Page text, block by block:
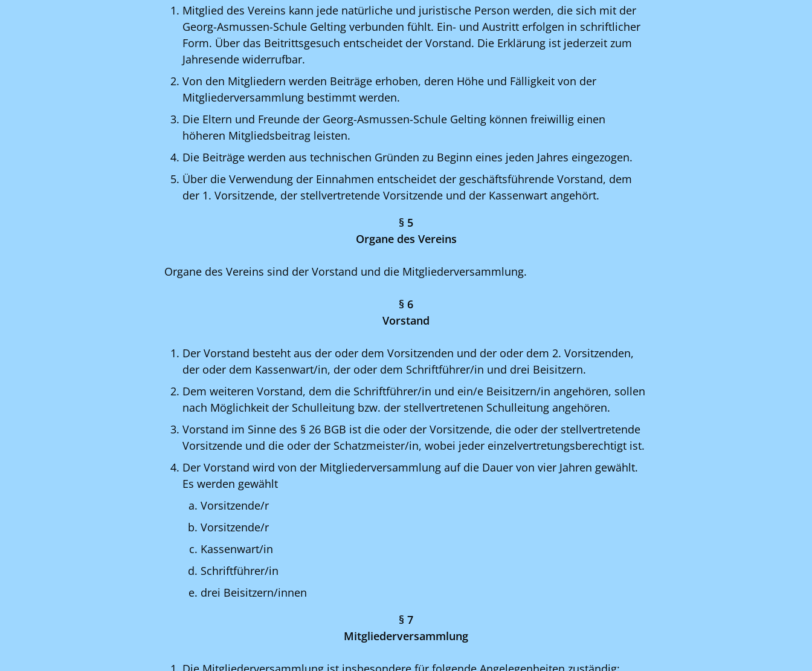
Mitglied des Vereins kann jede natürliche und juristische Person werden, die sich mit der
Georg-Asmussen-Schule Gelting verbunden fühlt. Ein- und Austritt erfolgen in schriftlicher
Form. Über das Beitrittsgesuch entscheidet der Vorstand. Die Erklärung ist jederzeit zum
Jahresende widerrufbar.
Von den Mitgliedern werden Beiträge erhoben, deren Höhe und Fälligkeit von der
Mitgliederversammlung bestimmt werden.
Die Eltern und Freunde der Georg-Asmussen-Schule Gelting können freiwillig einen
höheren Mitgliedsbeitrag leisten.
Die Beiträge werden aus technischen Gründen zu Beginn eines jeden Jahres eingezogen.
Über die Verwendung der Einnahmen entscheidet der geschäftsführende Vorstand, dem
der 1. Vorsitzende, der stellvertretende Vorsitzende und der Kassenwart angehört.
§ 5
Organe des Vereins
Organe des Vereins sind der Vorstand und die Mitgliederversammlung.
§ 6
Vorstand
Der Vorstand besteht aus der oder dem Vorsitzenden und der oder dem 2. Vorsitzenden,
der oder dem Kassenwart/in, der oder dem Schriftführer/in und drei Beisitzern.
Dem weiteren Vorstand, dem die Schriftführer/in und ein/e Beisitzern/in angehören, sollen
nach Möglichkeit der Schulleitung bzw. der stellvertretenen Schulleitung angehören.
Vorstand im Sinne des § 26 BGB ist die oder der Vorsitzende, die oder der stellvertretende
Vorsitzende und die oder der Schatzmeister/in, wobei jeder einzelvertretungsberechtigt ist.
Der Vorstand wird von der Mitgliederversammlung auf die Dauer von vier Jahren gewählt.
Es werden gewählt
Vorsitzende/r
Vorsitzende/r
Kassenwart/in
Schriftführer/in
drei Beisitzern/innen
§ 7
Mitgliederversammlung